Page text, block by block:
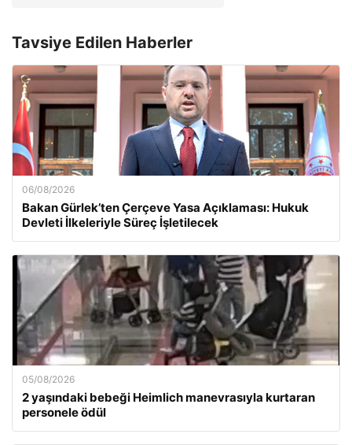
Tavsiye Edilen Haberler
06/08/2026
Bakan Gürlek’ten Çerçeve Yasa Açıklaması: Hukuk
Devleti İlkeleriyle Süreç İşletilecek
05/08/2026
2 yaşındaki bebeği Heimlich manevrasıyla kurtaran
personele ödül